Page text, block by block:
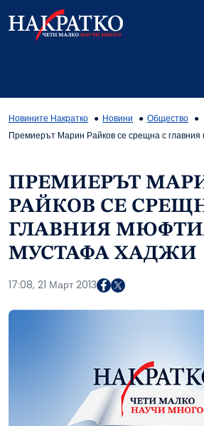
Новините Накратко Новини
Общество
Премиерът Марин Райков се срещна с
ПРЕМИЕРЪТ
РАЙКОВ СЕ
ГЛАВНИЯ
МУСТАФА ХАДЖИ
17:08, 21 Март 2013